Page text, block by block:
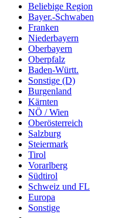
Beliebige Region
Bayer.-Schwaben
Franken
Niederbayern
Oberbayern
Oberpfalz
Baden-Württ.
Sonstige (D)
Burgenland
Kärnten
NÖ / Wien
Oberösterreich
Salzburg
Steiermark
Tirol
Vorarlberg
Südtirol
Schweiz und FL
Europa
Sonstige